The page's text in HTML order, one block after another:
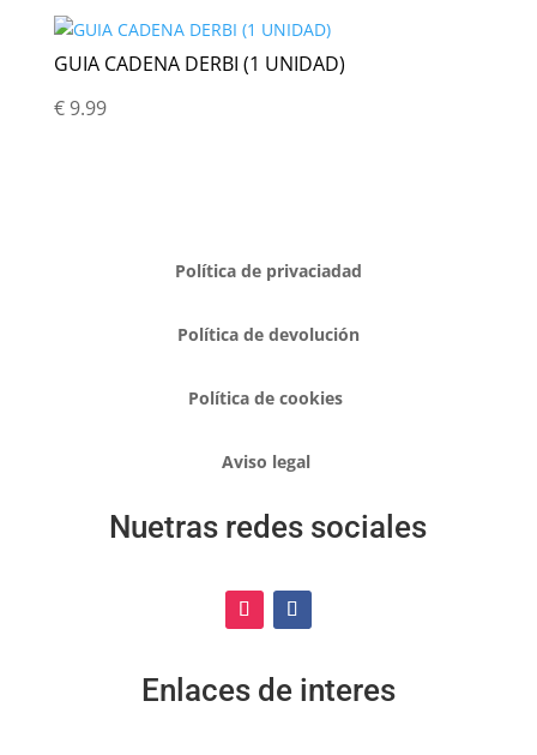
GUIA CADENA DERBI (1 UNIDAD)
€9.99
Política de privaciadad
Política de devolución
Política de cookies
Aviso legal
Nuetras redes sociales
Enlaces de interes